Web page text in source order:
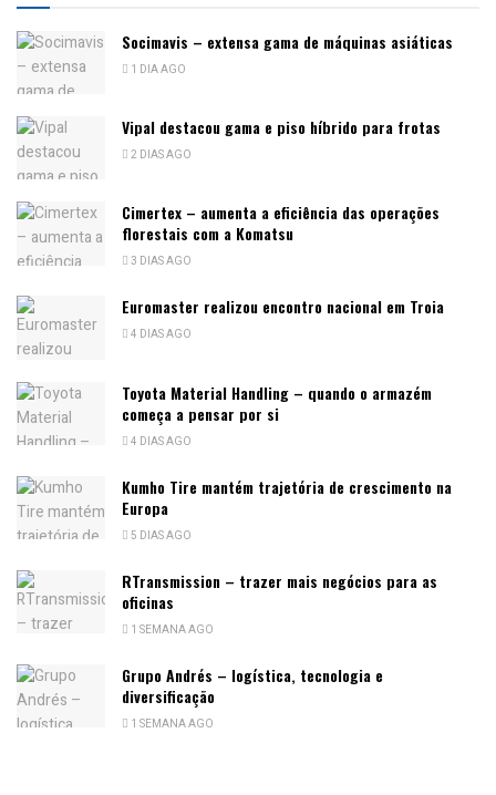
Socimavis – extensa gama de máquinas asiáticas
1 DIA AGO
Vipal destacou gama e piso híbrido para frotas
2 DIAS AGO
Cimertex – aumenta a eficiência das operações
florestais com a Komatsu
3 DIAS AGO
Euromaster realizou encontro nacional em Troia
4 DIAS AGO
Toyota Material Handling – quando o armazém
começa a pensar por si
4 DIAS AGO
Kumho Tire mantém trajetória de crescimento na
Europa
5 DIAS AGO
RTransmission – trazer mais negócios para as
oficinas
1 SEMANA AGO
Grupo Andrés – logística, tecnologia e
diversificação
1 SEMANA AGO